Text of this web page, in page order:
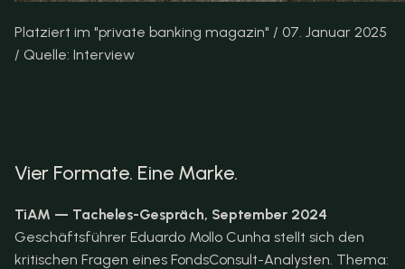
Platziert im "private banking magazin" / 07. Januar 2025
/ Quelle: Interview
Vier Formate. Eine Marke.
TiAM — Tacheles-Gespräch, September 2024
Geschäftsführer Eduardo Mollo Cunha stellt sich den
kritischen Fragen eines FondsConsult-Analysten. Thema: